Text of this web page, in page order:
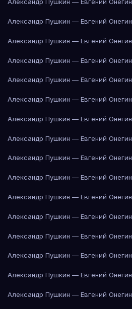
Александр Пушкин — Евгений Онегин
Александр Пушкин — Евгений Онегин
Александр Пушкин — Евгений Онегин
Александр Пушкин — Евгений Онегин
Александр Пушкин — Евгений Онегин
Александр Пушкин — Евгений Онегин
Александр Пушкин — Евгений Онегин
Александр Пушкин — Евгений Онегин
Александр Пушкин — Евгений Онегин
Александр Пушкин — Евгений Онегин
Александр Пушкин — Евгений Онегин
Александр Пушкин — Евгений Онегин
Александр Пушкин — Евгений Онегин
Александр Пушкин — Евгений Онегин
Александр Пушкин — Евгений Онегин
Александр Пушкин — Евгений Онегин